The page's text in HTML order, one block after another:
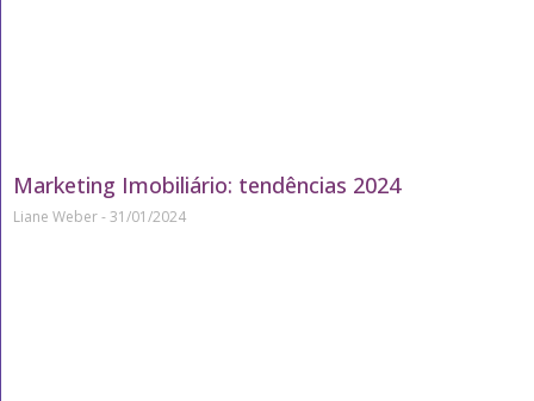
Marketing Imobiliário: tendências 2024
Liane Weber 31/01/2024